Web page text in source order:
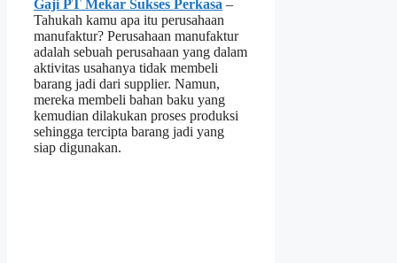
Gaji PT Mekar Sukses Perkasa –
Tahukah kamu apa itu perusahaan
manufaktur? Perusahaan manufaktur
adalah sebuah perusahaan yang dalam
aktivitas usahanya tidak membeli
barang jadi dari supplier. Namun,
mereka membeli bahan baku yang
kemudian dilakukan proses produksi
sehingga tercipta barang jadi yang
siap digunakan.